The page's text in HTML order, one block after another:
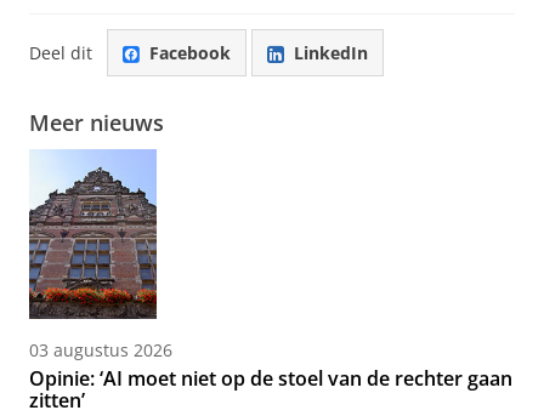
Deel dit Facebook LinkedIn
Meer nieuws
03 augustus 2026
Opinie: ‘AI moet niet op de stoel van de rechter gaan
zitten’